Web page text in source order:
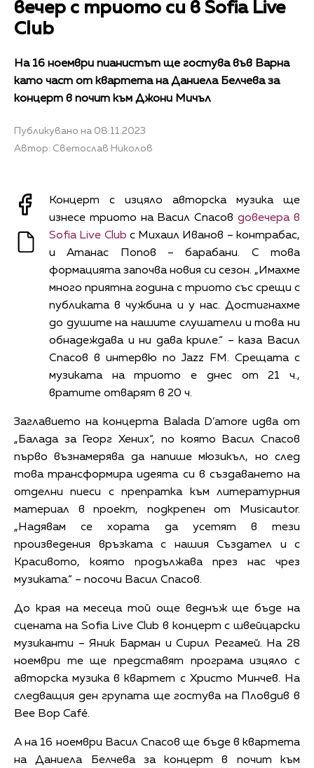
вечер с триото си в Sofia Live
Club
На 16 ноември пианистът ще гостува във Варна
като част от квартета на Даниела Белчева за
концерт в почит към Джони Мичъл
Публикувано на 08.11.2023
Автор: Светослав Николов
Концерт с изцяло авторска музика ще
изнесе триото на Васил Спасовдовечера в
Sofia Live Club с Михаил Иванов – контрабас,
и Атанас Попов – барабани. С това
формацията започва новия си сезон. „Имахме
много приятна година с триото със срещи с
публиката в чужбина и у нас. Достигнахме
до душите на нашите слушатели и това ни
обнадеждава и ни дава криле.“ – каза Васил
Спасов в интервю по Jazz FM. Срещата с
музиката на триото е днес от 21 ч.,
вратите отварят в 20 ч.
Заглавието на концерта Balada D’amore идва от
„Балада за Георг Хених“, по която Васил Спасов
първо възнамерява да напише мюзикъл, но след
това трансформира идеята си в създаването на
отделни пиеси с препратка към литературния
материал в проект, подкрепен от Musicautor.
„Надявам се хората да усетят в тези
произведения връзката с нашия Създател и с
Красивото, която продължава през нас чрез
музиката.“ – посочи Васил Спасов.
До края на месеца той още веднъж ще бъде на
сцената на Sofia Live Club в концерт с швейцарски
музиканти – Яник Барман и Сирил Регамей. На 28
ноември те ще представят програма изцяло с
авторска музика в квартет с Христо Минчев. На
следващия ден групата ще гостува на Пловдив в
Bee Bop Café.
А на 16 ноември Васил Спасов ще бъде в квартета
на Даниела Белчева за концерт в почит към